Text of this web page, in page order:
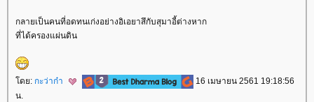
กลายเป็นคนที่อดทนเก่งอย่างอิเอยาสึกับสุมาอี้ต่างหาก
ที่ได้ครองแผ่นดิน
ดย: กะว่าก๋า
16 เมษายน 2561 19:18:56
น.